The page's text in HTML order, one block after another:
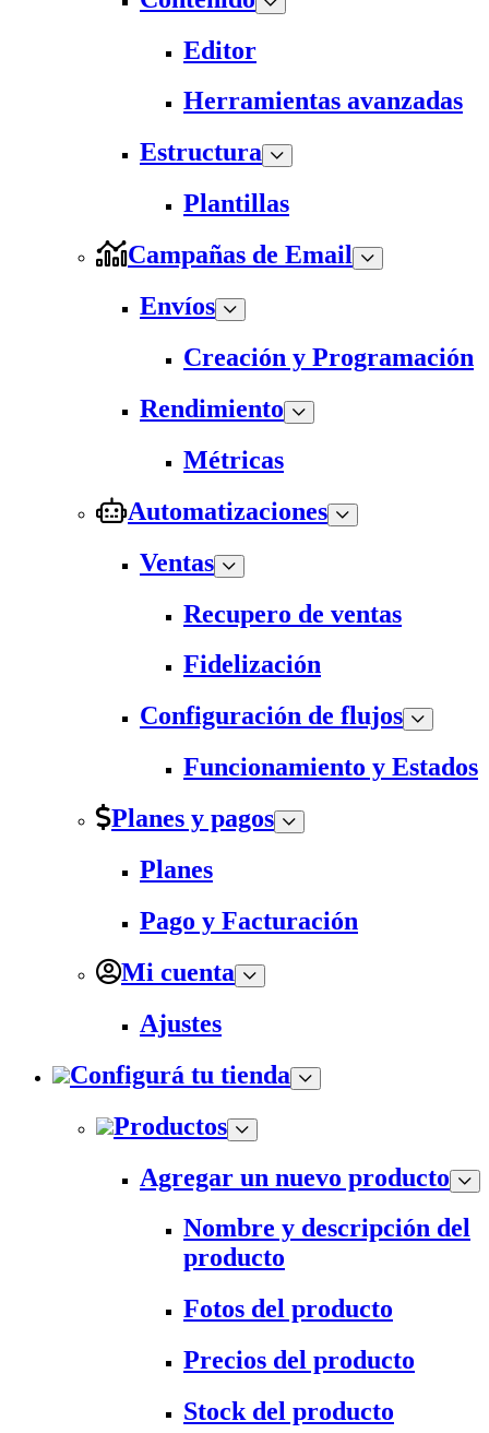
Editor
Herramientas avanzadas
Estructura
Plantillas
Campañas de Email
Envíos
Creación y Programación
Rendimiento
Métricas
Automatizaciones
Ventas
Recupero de ventas
Fidelización
Configuración de flujos
Funcionamiento y Estados
Planes y pagos
Planes
Pago y Facturación
Mi cuenta
Ajustes
Configurá tu tienda
Productos
Agregar un nuevo producto
Nombre y descripción del
producto
Fotos del producto
Precios del producto
Stock del producto